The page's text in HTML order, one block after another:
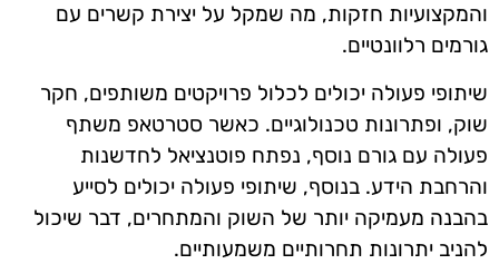
והמקצועיות חזקות, מה שמקל על יצירת קשרים עם
גורמים רלוונטיים.
שיתופי פעולה יכולים לכלול פרויקטים משותפים, חקר
שוק, ופתרונות טכנולוגיים. כאשר סטרטאפ משתף
פעולה עם גורם נוסף, נפתח פוטנציאל לחדשנות
והרחבת הידע. בנוסף, שיתופי פעולה יכולים לסייע
בהבנה מעמיקה יותר של השוק והמתחרים, דבר שיכול
להניב יתרונות תחרותיים משמעותיים.